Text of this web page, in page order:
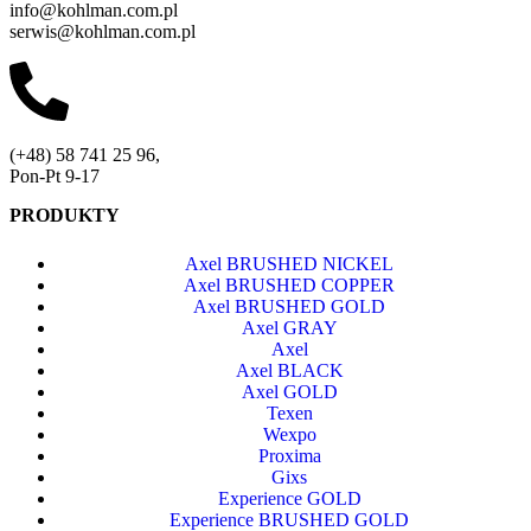
info@kohlman.com.pl
serwis@kohlman.com.pl
(+48) 58 741 25 96,
Pon-Pt 9-17
PRODUKTY
Axel BRUSHED NICKEL
Axel BRUSHED COPPER
Axel BRUSHED GOLD
Axel GRAY
Axel
Axel BLACK
Axel GOLD
Texen
Wexpo
Proxima
Gixs
Experience GOLD
Experience BRUSHED GOLD